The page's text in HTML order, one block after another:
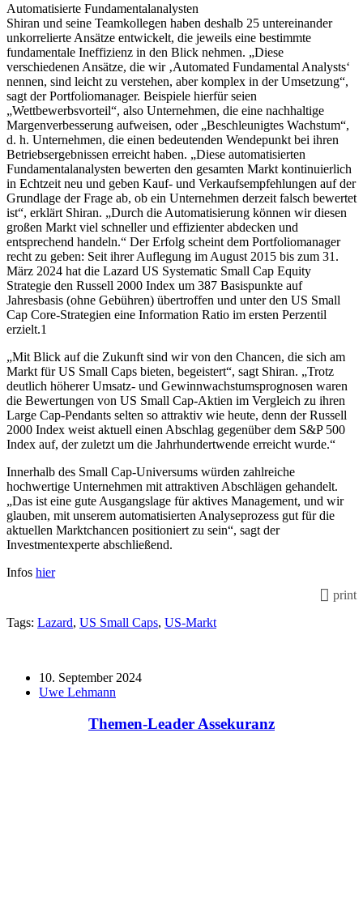
Automatisierte Fundamentalanalysten
Shiran und seine Teamkollegen haben deshalb 25 untereinander
unkorrelierte Ansätze entwickelt, die jeweils eine bestimmte
fundamentale Ineffizienz in den Blick nehmen. „Diese
verschiedenen Ansätze, die wir ‚Automated Fundamental Analysts‘
nennen, sind leicht zu verstehen, aber komplex in der Umsetzung“,
sagt der Portfoliomanager. Beispiele hierfür seien
„Wettbewerbsvorteil“, also Unternehmen, die eine nachhaltige
Margenverbesserung aufweisen, oder „Beschleunigtes Wachstum“,
d. h. Unternehmen, die einen bedeutenden Wendepunkt bei ihren
Betriebsergebnissen erreicht haben. „Diese automatisierten
Fundamentalanalysten bewerten den gesamten Markt kontinuierlich
in Echtzeit neu und geben Kauf- und Verkaufsempfehlungen auf der
Grundlage der Frage ab, ob ein Unternehmen derzeit falsch bewertet
ist“, erklärt Shiran. „Durch die Automatisierung können wir diesen
großen Markt viel schneller und effizienter abdecken und
entsprechend handeln.“ Der Erfolg scheint dem Portfoliomanager
recht zu geben: Seit ihrer Auflegung im August 2015 bis zum 31.
März 2024 hat die Lazard US Systematic Small Cap Equity
Strategie den Russell 2000 Index um 387 Basispunkte auf
Jahresbasis (ohne Gebühren) übertroffen und unter den US Small
Cap Core-Strategien eine Information Ratio im ersten Perzentil
erzielt.1
„Mit Blick auf die Zukunft sind wir von den Chancen, die sich am
Markt für US Small Caps bieten, begeistert“, sagt Shiran. „Trotz
deutlich höherer Umsatz- und Gewinnwachstumsprognosen waren
die Bewertungen von US Small Cap-Aktien im Vergleich zu ihren
Large Cap-Pendants selten so attraktiv wie heute, denn der Russell
2000 Index weist aktuell einen Abschlag gegenüber dem S&P 500
Index auf, der zuletzt um die Jahrhundertwende erreicht wurde.“
Innerhalb des Small Cap-Universums würden zahlreiche
hochwertige Unternehmen mit attraktiven Abschlägen gehandelt.
„Das ist eine gute Ausgangslage für aktives Management, und wir
glauben, mit unserem automatisierten Analyseprozess gut für die
aktuellen Marktchancen positioniert zu sein“, sagt der
Investmentexperte abschließend.
Infos hier
print
Tags: Lazard, US Small Caps, US-Markt
10. September 2024
Uwe Lehmann
Themen-Leader Assekuranz